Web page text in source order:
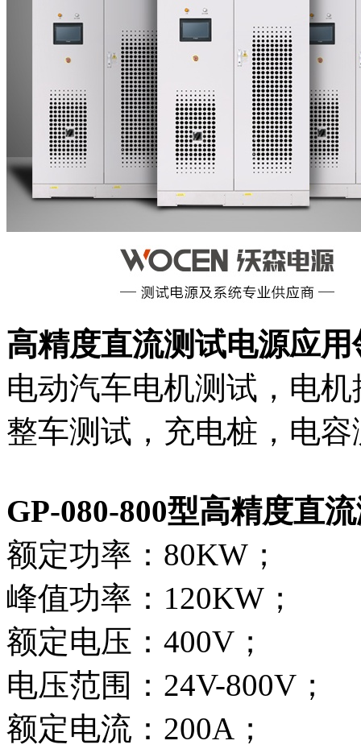
高精度直流测试电源应用
电动汽车电机测试，电
整车测试，充电桩，电
GP-080-800型高精度直
额定功率：80KW；
峰值功率：120KW；
额定电压：400V；
电压范围：24V-800V；
额定电流：200A；